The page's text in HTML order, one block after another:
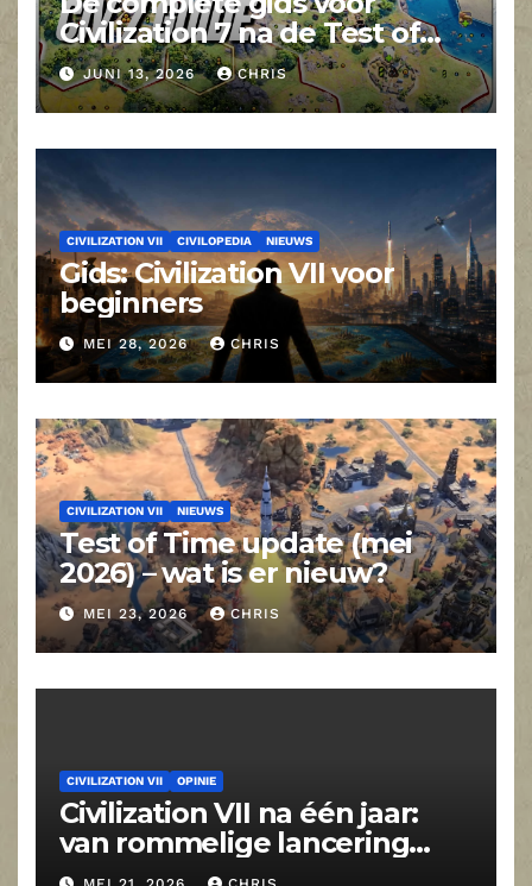
Civilization 7 na de Test of
Time-update
JUNI 13, 2026 CHRIS
CIVILIZATION VII CIVILOPEDIA NIEUWS
Gids: Civilization VII voor
beginners
MEI 28, 2026 CHRIS
CIVILIZATION VII NIEUWS
Test of Time update (mei
2026) – wat is er nieuw?
MEI 23, 2026 CHRIS
CIVILIZATION VII OPINIE
Civilization VII na één jaar:
van rommelige lancering
naar volwassen strategiespel